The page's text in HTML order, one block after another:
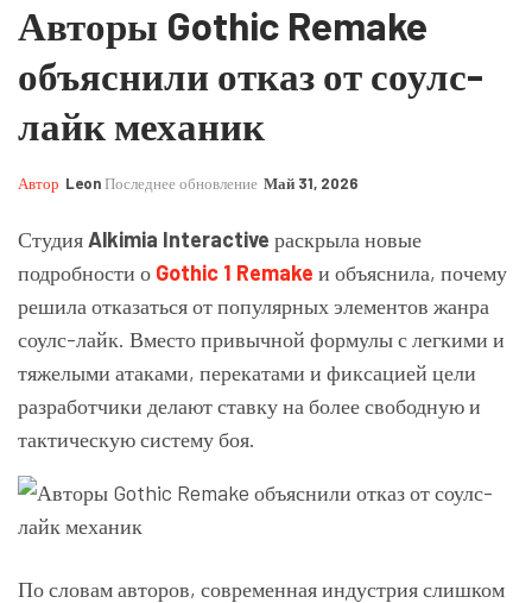
Авторы Gothic Remake
объяснили отказ от соулс-
лайк механик
Автор LeonПоследнее обновление Май 31, 2026
Студия Alkimia Interactive раскрыла новые
подробности о Gothic 1 Remake и объяснила, почему
решила отказаться от популярных элементов жанра
соулс-лайк. Вместо привычной формулы с легкими и
тяжелыми атаками, перекатами и фиксацией цели
разработчики делают ставку на более свободную и
тактическую систему боя.
По словам авторов, современная индустрия слишком